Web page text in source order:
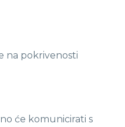
na pokrivenosti
će komunicirati s